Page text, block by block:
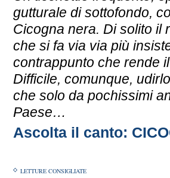
gutturale di sottofondo,
Cicogna nera. Di solito il
che si fa via via più
contrappunto che rende
Difficile, comunque,
che solo da pochissimi
Paese…
Ascolta il canto:
LETTURE CONSIGLIATE